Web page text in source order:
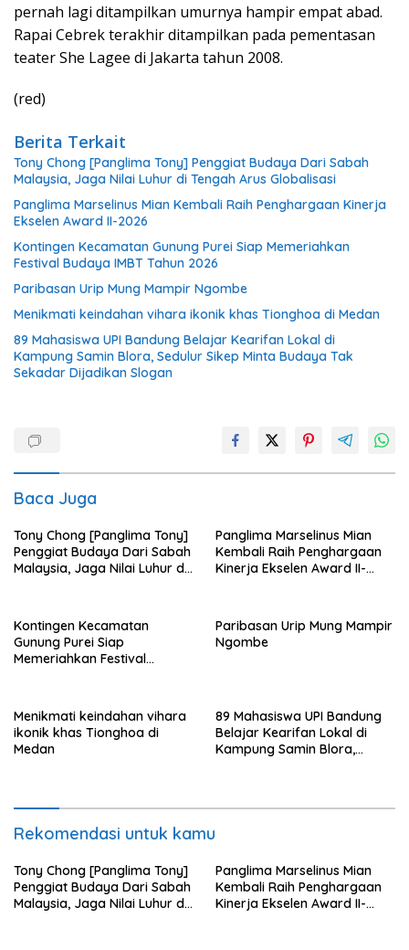
pernah lagi ditampilkan umurnya hampir empat abad.
Rapai Cebrek terakhir ditampilkan pada pementasan
teater She Lagee di Jakarta tahun 2008.
(red)
Berita Terkait
Tony Chong [Panglima Tony] Penggiat Budaya Dari Sabah
Malaysia, Jaga Nilai Luhur di Tengah Arus Globalisasi
Panglima Marselinus Mian Kembali Raih Penghargaan Kinerja
Ekselen Award II-2026
Kontingen Kecamatan Gunung Purei Siap Memeriahkan
Festival Budaya IMBT Tahun 2026
Paribasan Urip Mung Mampir Ngombe
Menikmati keindahan vihara ikonik khas Tionghoa di Medan
89 Mahasiswa UPI Bandung Belajar Kearifan Lokal di
Kampung Samin Blora, Sedulur Sikep Minta Budaya Tak
Sekadar Dijadikan Slogan
Baca Juga
Tony Chong [Panglima Tony]
Penggiat Budaya Dari Sabah
Malaysia, Jaga Nilai Luhur di
Panglima Marselinus Mian
Kembali Raih Penghargaan
Kinerja Ekselen Award II-
Kontingen Kecamatan
Gunung Purei Siap
Memeriahkan Festival
Paribasan Urip Mung Mampir
Ngombe
Menikmati keindahan vihara
ikonik khas Tionghoa di
Medan
89 Mahasiswa UPI Bandung
Belajar Kearifan Lokal di
Kampung Samin Blora,
Rekomendasi untuk kamu
Tony Chong [Panglima Tony]
Penggiat Budaya Dari Sabah
Malaysia, Jaga Nilai Luhur di
Panglima Marselinus Mian
Kembali Raih Penghargaan
Kinerja Ekselen Award II-